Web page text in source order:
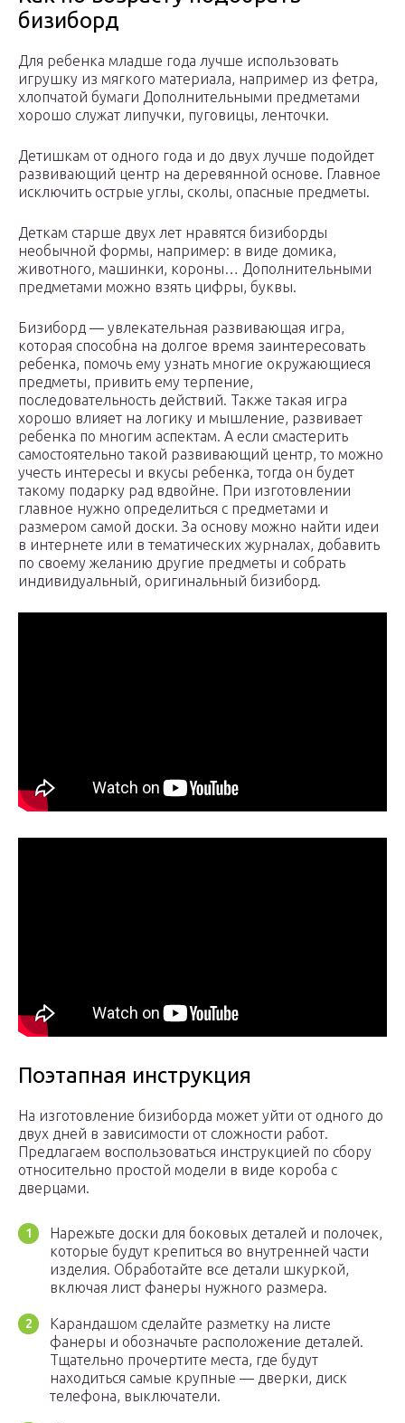
бизиборд
Для ребенка младше года лучше использовать
игрушку из мягкого материала, например из фетра,
хлопчатой бумаги Дополнительными предметами
хорошо служат липучки, пуговицы, ленточки.
Детишкам от одного года и до двух лучше подойдет
развивающий центр на деревянной основе. Главное
исключить острые углы, сколы, опасные предметы.
Деткам старше двух лет нравятся бизиборды
необычной формы, например: в виде домика,
животного, машинки, короны… Дополнительными
предметами можно взять цифры, буквы.
Бизиборд — увлекательная развивающая игра,
которая способна на долгое время заинтересовать
ребенка, помочь ему узнать многие окружающиеся
предметы, привить ему терпение,
последовательность действий. Также такая игра
хорошо влияет на логику и мышление, развивает
ребенка по многим аспектам. А если смастерить
самостоятельно такой развивающий центр, то можно
учесть интересы и вкусы ребенка, тогда он будет
такому подарку рад вдвойне. При изготовлении
главное нужно определиться с предметами и
размером самой доски. За основу можно найти идеи
в интернете или в тематических журналах, добавить
по своему желанию другие предметы и собрать
индивидуальный, оригинальный бизиборд.
Поэтапная инструкция
На изготовление бизиборда может уйти от одного до
двух дней в зависимости от сложности работ.
Предлагаем воспользоваться инструкцией по сбору
относительно простой модели в виде короба с
дверцами.
Нарежьте доски для боковых деталей и полочек,
которые будут крепиться во внутренней части
изделия. Обработайте все детали шкуркой,
включая лист фанеры нужного размера.
Карандашом сделайте разметку на листе
фанеры и обозначьте расположение деталей.
Тщательно прочертите места, где будут
находиться самые крупные — дверки, диск
телефона, выключатели.